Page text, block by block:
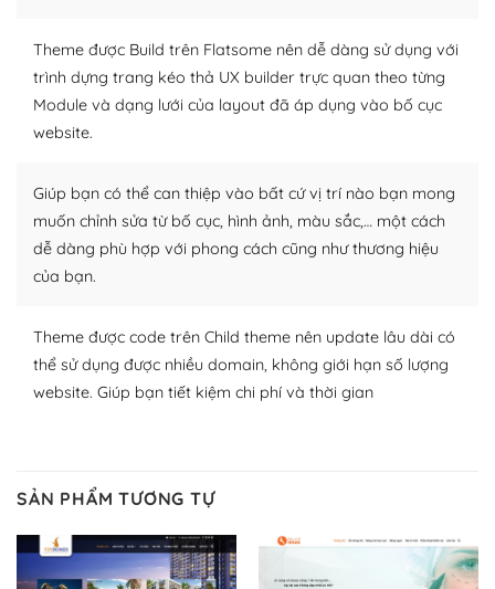
– Đa dạng plugin và themes
Plugin mở rộng là thành phần cài đặt thêm vào
WordPress để tăng thêm các tính năng cần thiết. Có
Nhờ lượng người dùng đông đảo, thư viện themes và
plugin của WordPress rất phong phú. Bạn có thể thỏa
thích chọn lựa plugin và themes phù hợp cho mục đích
WordPress đa dạng plugin và themes
– Dễ sử dụng
toàn bộ web.
Và bạn có toàn quyền tự do khi quyết định nơi lưu trữ
trang web WordPress của bạn.
Theme được Build trên Flatsome nên dễ dàng sử dụng với
trình dựng trang kéo thả UX builder trực quan theo từng
Module và dạng lưới của layout đã áp dụng vào bố cục
website.
Giúp bạn có thể can thiệp vào bất cứ vị trí nào bạn mong
muốn chỉnh sửa từ bố cục, hình ảnh, màu sắc,… một cách
dễ dàng phù hợp với phong cách cũng như thương hiệu
của bạn.
Theme được code trên Child theme nên update lâu dài có
thể sử dụng được nhiều domain, không giới hạn số lượng
website. Giúp bạn tiết kiệm chi phí và thời gian
SẢN PHẨM TƯƠNG TỰ